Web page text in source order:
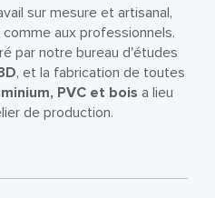
sur mesure et artisanal,
aux professionnels.
par notre bureau d'études
, et la fabrication de toutes
PVC et bois a lieu
de production.